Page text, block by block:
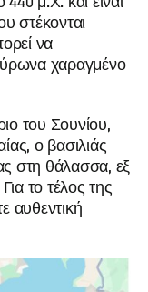
στέκονται
να
χαραγμένο
του Σουνίου,
ο βασιλιάς
στη θάλασσα, εξ
το τέλος της
αυθεντική